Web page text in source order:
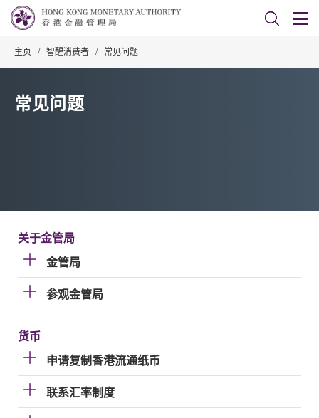
主页 / 智醒消费者 / 常见问题
常见问题
关于金管局
金管局
参观金管局
货币
申请复制香港流通纸币
联系汇率制度